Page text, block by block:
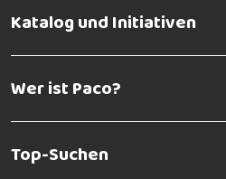
Katalog und Initiativen
Wer ist Paco?
Top-Suchen